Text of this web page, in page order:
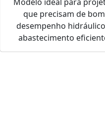
que precisam de bom
desempenho
abastecimento